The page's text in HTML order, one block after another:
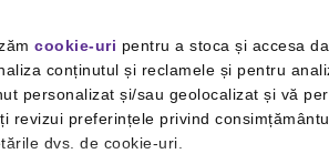
cookie-uri pentru a stoca și accesa
conținutul și reclamele și pentru
personalizat și/sau geolocalizat și vă
revizui preferințele privind
dvs. de cookie-uri.